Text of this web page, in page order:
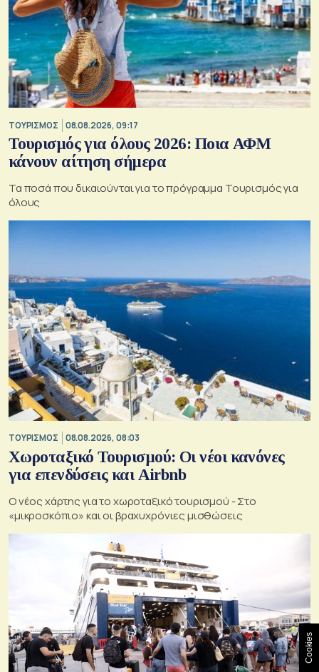
ΤΟΥΡΙΣΜΟΣ 08.08.2026, 09:17
Τουρισμός για όλους 2026: Ποια ΑΦΜ
κάνουν αίτηση σήμερα
Τα ποσά που δικαιούνται για το πρόγραμμα Τουρισμός για
όλους
ΤΟΥΡΙΣΜΟΣ 08.08.2026, 08:03
Χωροταξικό Τουρισμού: Οι νέοι κανόνες
για επενδύσεις και Airbnb
Ο νέος χάρτης για το χωροταξικό τουρισμού - Στο
«μικροσκόπιο» και οι βραχυχρόνιες μισθώσεις
Cookies